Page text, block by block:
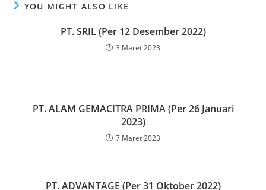
YOU MIGHT ALSO LIKE
PT. SRIL (Per 12 Desember 2022)
3 Maret 2023
PT. ALAM GEMACITRA PRIMA (Per 26 Januari
2023)
7 Maret 2023
PT. ADVANTAGE (Per 31 Oktober 2022)